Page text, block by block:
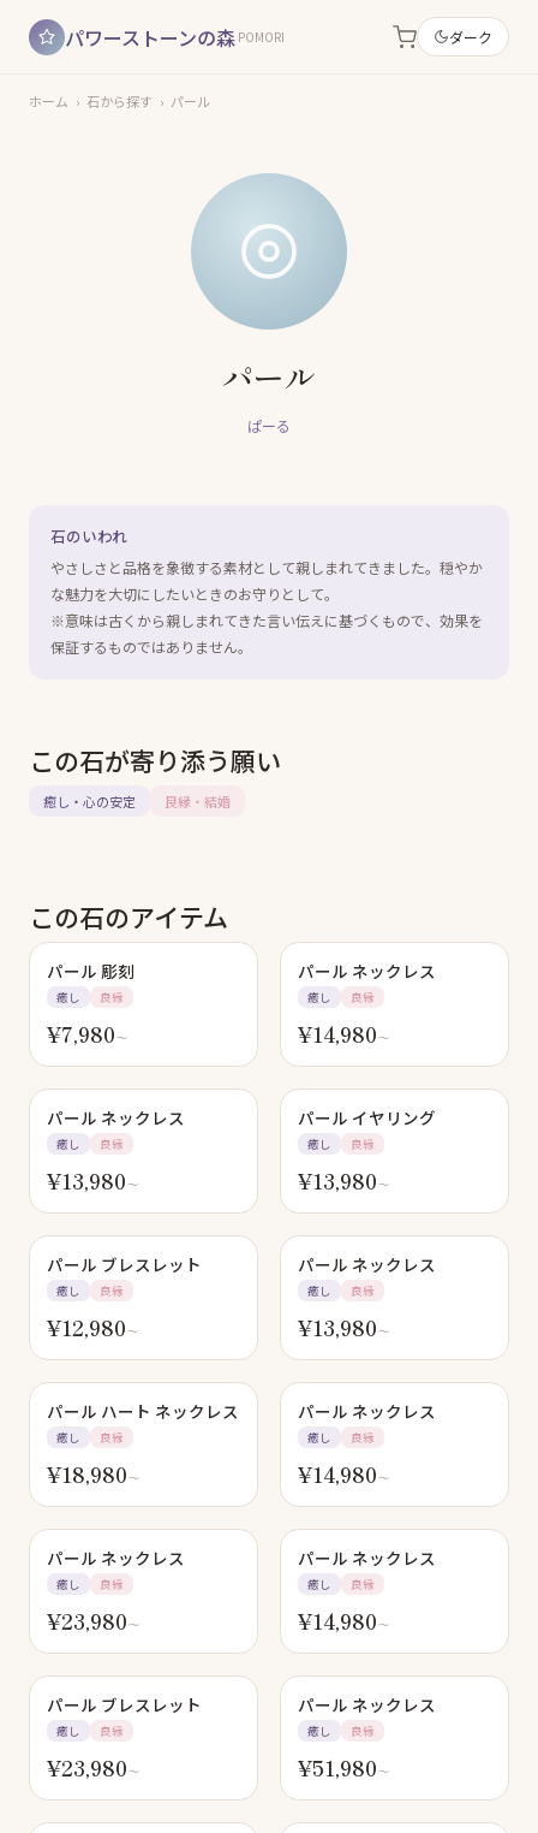
パワーストーンの森 POMORI ダーク
ホーム › 石から探す › パール
パール
ぱーる
石のいわれ
やさしさと品格を象徴する素材として親しまれてきました。穏やか
な魅力を大切にしたいときのお守りとして。
※意味は古くから親しまれてきた言い伝えに基づくもので、効果を
保証するものではありません。
この石が寄り添う願い
癒し・心の安定 良縁・結婚
この石のアイテム
パール 彫刻
癒し 良縁
¥7,980〜
パール ネックレス
癒し 良縁
¥14,980〜
パール ネックレス
癒し 良縁
¥13,980〜
パール イヤリング
癒し 良縁
¥13,980〜
パール ブレスレット
癒し 良縁
¥12,980〜
パール ネックレス
癒し 良縁
¥13,980〜
パール ハート ネックレス
癒し 良縁
¥18,980〜
パール ネックレス
癒し 良縁
¥14,980〜
パール ネックレス
癒し 良縁
¥23,980〜
パール ネックレス
癒し 良縁
¥14,980〜
パール ブレスレット
癒し 良縁
¥23,980〜
パール ネックレス
癒し 良縁
¥51,980〜